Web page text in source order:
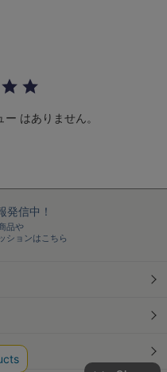
はありません。
発信中！
品や
ションはこちら